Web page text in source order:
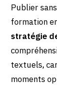
Publier
formation
stratégie
textuels,
moments